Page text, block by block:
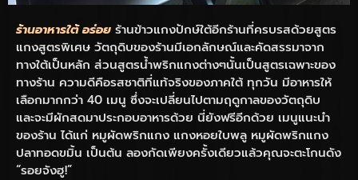
ร้านอาหารใต้ อร่อย ร้านข้าวแกงปักษ์ใต้อีกร้านที่ครบรสด้วยสูตร
แกงสูตรพิเศษ วัตถุดิบของร้านมีเอกลักษณ์และคัดสรรมาจาก
ทางใต้เป็นหลัก ส่วนสูตรน้ำพริกแกงต่างๆนั้นเป็นสูตรเฉพาะของ
ทางร้าน ความดีคือรสชาติที่แท้จริงของภาคใต้ ทุกวัน มีอาหารให้
เลือกมากกว่า 40 เมนู ซึ่งจะเปลี่ยนไปตามฤดูกาลของวัตถุดิบ
และจะมีผักสดมาประกอบอาหารด้วย นี่ยังฟรีอีกด้วย เมนูแนะนำ
ของร้าน ได้แก่ หมูผัดพริกแกง แกงหอยใบพลู หมูผัดพริกแกง
ปลาทอดขมิ้น เป็นต้น ลองกัดเพียงครั้งเดียวแล้วคุณจะตะโกนดัง
“รอยจังฮู!”